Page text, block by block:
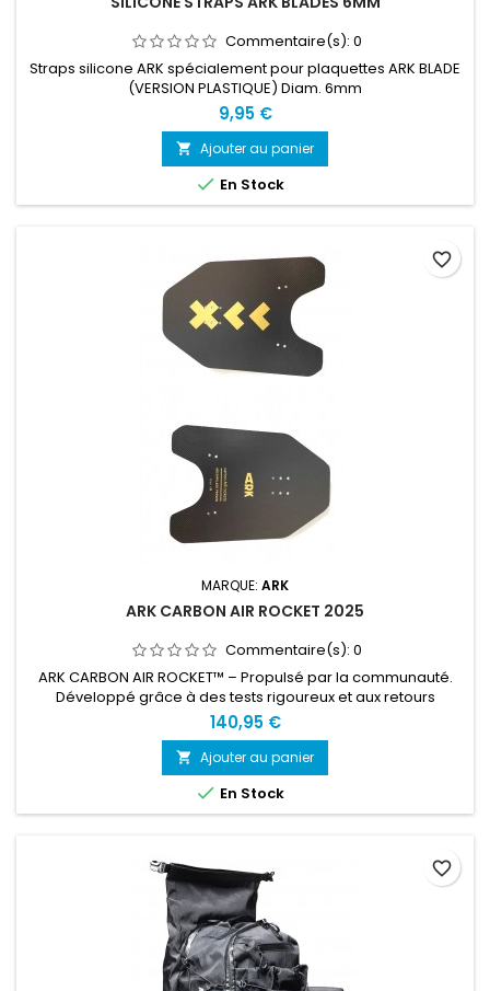
Commentaire(s): 0
Straps silicone ARK spécialement pour plaquettes ARK BLADE
(VERSION PLASTIQUE) Diam. 6mm
9,95 €
 Ajouter au panier
 En Stock
MARQUE: ARK
ARK CARBON AIR ROCKET 2025
Commentaire(s): 0
ARK CARBON AIR ROCKET™ – Propulsé par la communauté.
Développé grâce à des tests rigoureux et aux retours
concrets de notre communauté swimrun mondiale, le
nouveau ARK CARBON AIR ROCKET™ offre une vitesse
explosive avec moins d’effort. Le nom reste — mais le design
a été entièrement repensé. Ces plaquettes en fibre de
carbone ultrafines, découpées avec...
140,95 €
 Ajouter au panier
 En Stock
favorite_border
favorite_border